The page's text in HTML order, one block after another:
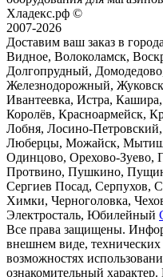
Хладекс.рф ©
2007-2026
Доставим ваш заказ в
Видное, Волоколамск,
Долгопрудный,
Железнодорожный,
Ивантеевка, Истра,
Королёв, Красноармейск,
Лобня, Лосино-
Люберцы, Можайск,
Одинцово, Орехово-Зуево,
Протвино, Пушкино,
Сергиев Посад, Серпухов,
Химки, Черноголовка,
Электросталь, Юбилейный
Все права защищены.
внешнем виде, технических
возможностях
ознакомительный